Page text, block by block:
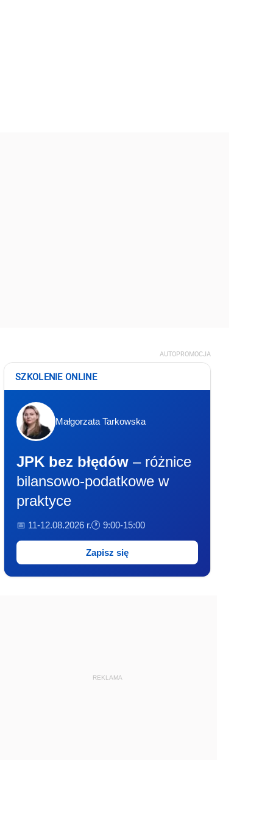
AUTOPROMOCJA
SZKOLENIE ONLINE
Małgorzata Tarkowska
JPK bez błędów – różnice
bilansowo-podatkowe w
praktyce
📅 11-12.08.2026 r.🕐 9:00-15:00
Zapisz się
REKLAMA